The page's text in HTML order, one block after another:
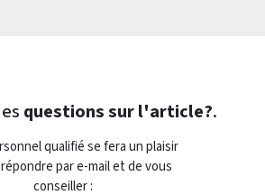
questions sur l'article?.
qualifié se fera un plaisir
par e-mail et de vous
conseiller :